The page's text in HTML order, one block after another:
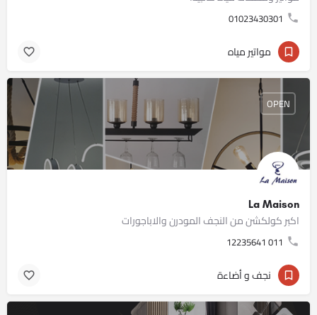
01023430301
مواتير مياه
La Maison
اكبر كولكشن من النجف المودرن والاباجورات
011 12235641
OPEN
نجف و أضاءة